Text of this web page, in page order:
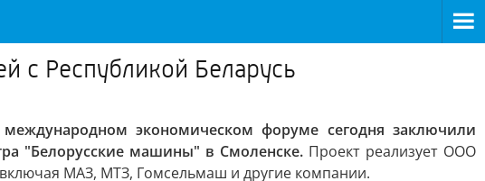
с Республикой Беларусь
международном экономическом форуме сегодня заключили
"Белорусские машины" в Смоленске. Проект реализует ООО
МАЗ, МТЗ, Гомсельмаш и другие компании.